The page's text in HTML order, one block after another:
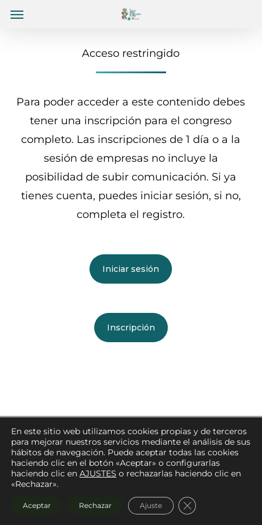
SkipMenu
Acceso restringido
Para poder acceder a este contenido debes
tener una inscripción para el congreso
completo. Las inscripciones de 1 día o a la
sesión de empresas no incluye la
posibilidad de subir comunicación. Si ya
tienes cuenta, puedes iniciar sesión, si no,
completa el registro.
Iniciar sesión
Inscripción
© 2026 Congreso Mejora Genética 2026.Aviso Legal
Desarrollado porSombradoble
Menu
En este sitio web utilizamos cookies propias y de terceros
para mejorar nuestros servicios mediante el análisis de sus
hábitos de navegación. Puede aceptar todas las cookies
haciendo clic en el botón «Aceptar» o configurarlas
haciendo clic en AJUSTES o rechazarlas haciendo clic en
«Rechazar».
Aceptar Rechazar Ajuste Cerrar el banner